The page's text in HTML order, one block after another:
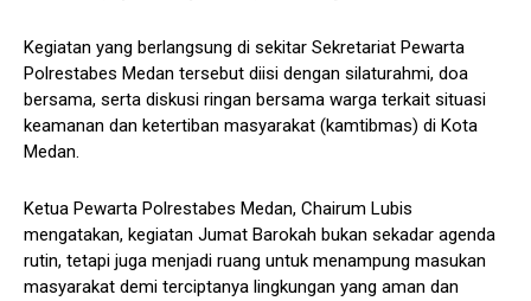
Kegiatan yang berlangsung di sekitar Sekretariat Pewarta
Polrestabes Medan tersebut diisi dengan silaturahmi, doa
bersama, serta diskusi ringan bersama warga terkait situasi
keamanan dan ketertiban masyarakat (kamtibmas) di Kota
Medan.
Ketua Pewarta Polrestabes Medan, Chairum Lubis
mengatakan, kegiatan Jumat Barokah bukan sekadar agenda
rutin, tetapi juga menjadi ruang untuk menampung masukan
masyarakat demi terciptanya lingkungan yang aman dan